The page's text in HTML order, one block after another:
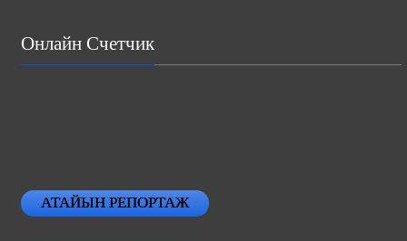
Онлайн Счетчик